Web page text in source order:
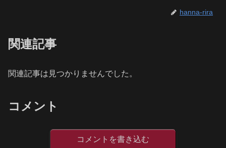
hanna-rira
関連記事
関連記事は見つかりませんでした。
コメント
コメントを書き込む